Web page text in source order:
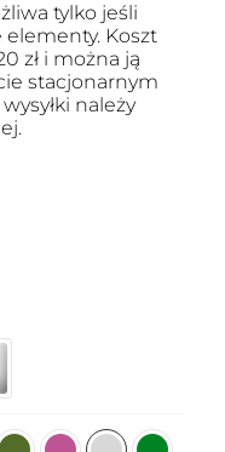
tylko jeśli
elementy. Koszt
zł i można ją
stacjonarnym
należy